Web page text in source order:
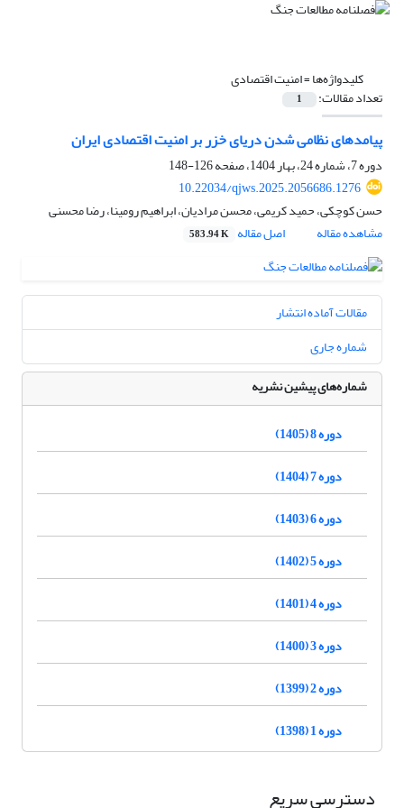
کلیدواژه‌ها =امنیت اقتصادی
تعداد مقالات: 1
پیامدهای نظامی شدن دریای خزر بر امنیت اقتصادی ایران
دوره 7، شماره 24، بهار 1404، صفحه
126-148
10.22034/qjws.2025.2056686.1276
حسن کوچکی، حمید کریمی، محسن مرادیان، ابراهیم رومینا، رضا محسنی
مشاهده مقاله
اصل مقاله 583.94 K
مقالات آماده انتشار
شماره جاری
شماره‌های پیشین نشریه
دوره 8 (1405)
دوره 7 (1404)
دوره 6 (1403)
دوره 5 (1402)
دوره 4 (1401)
دوره 3 (1400)
دوره 2 (1399)
دوره 1 (1398)
دسترسی سریع